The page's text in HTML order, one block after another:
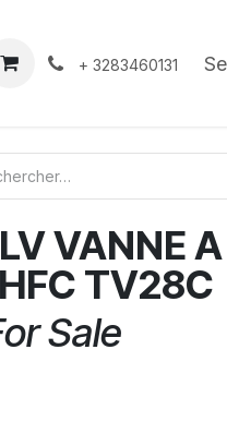
propos Contact
+ 3283460131
VANNE A
TV28C
Sale